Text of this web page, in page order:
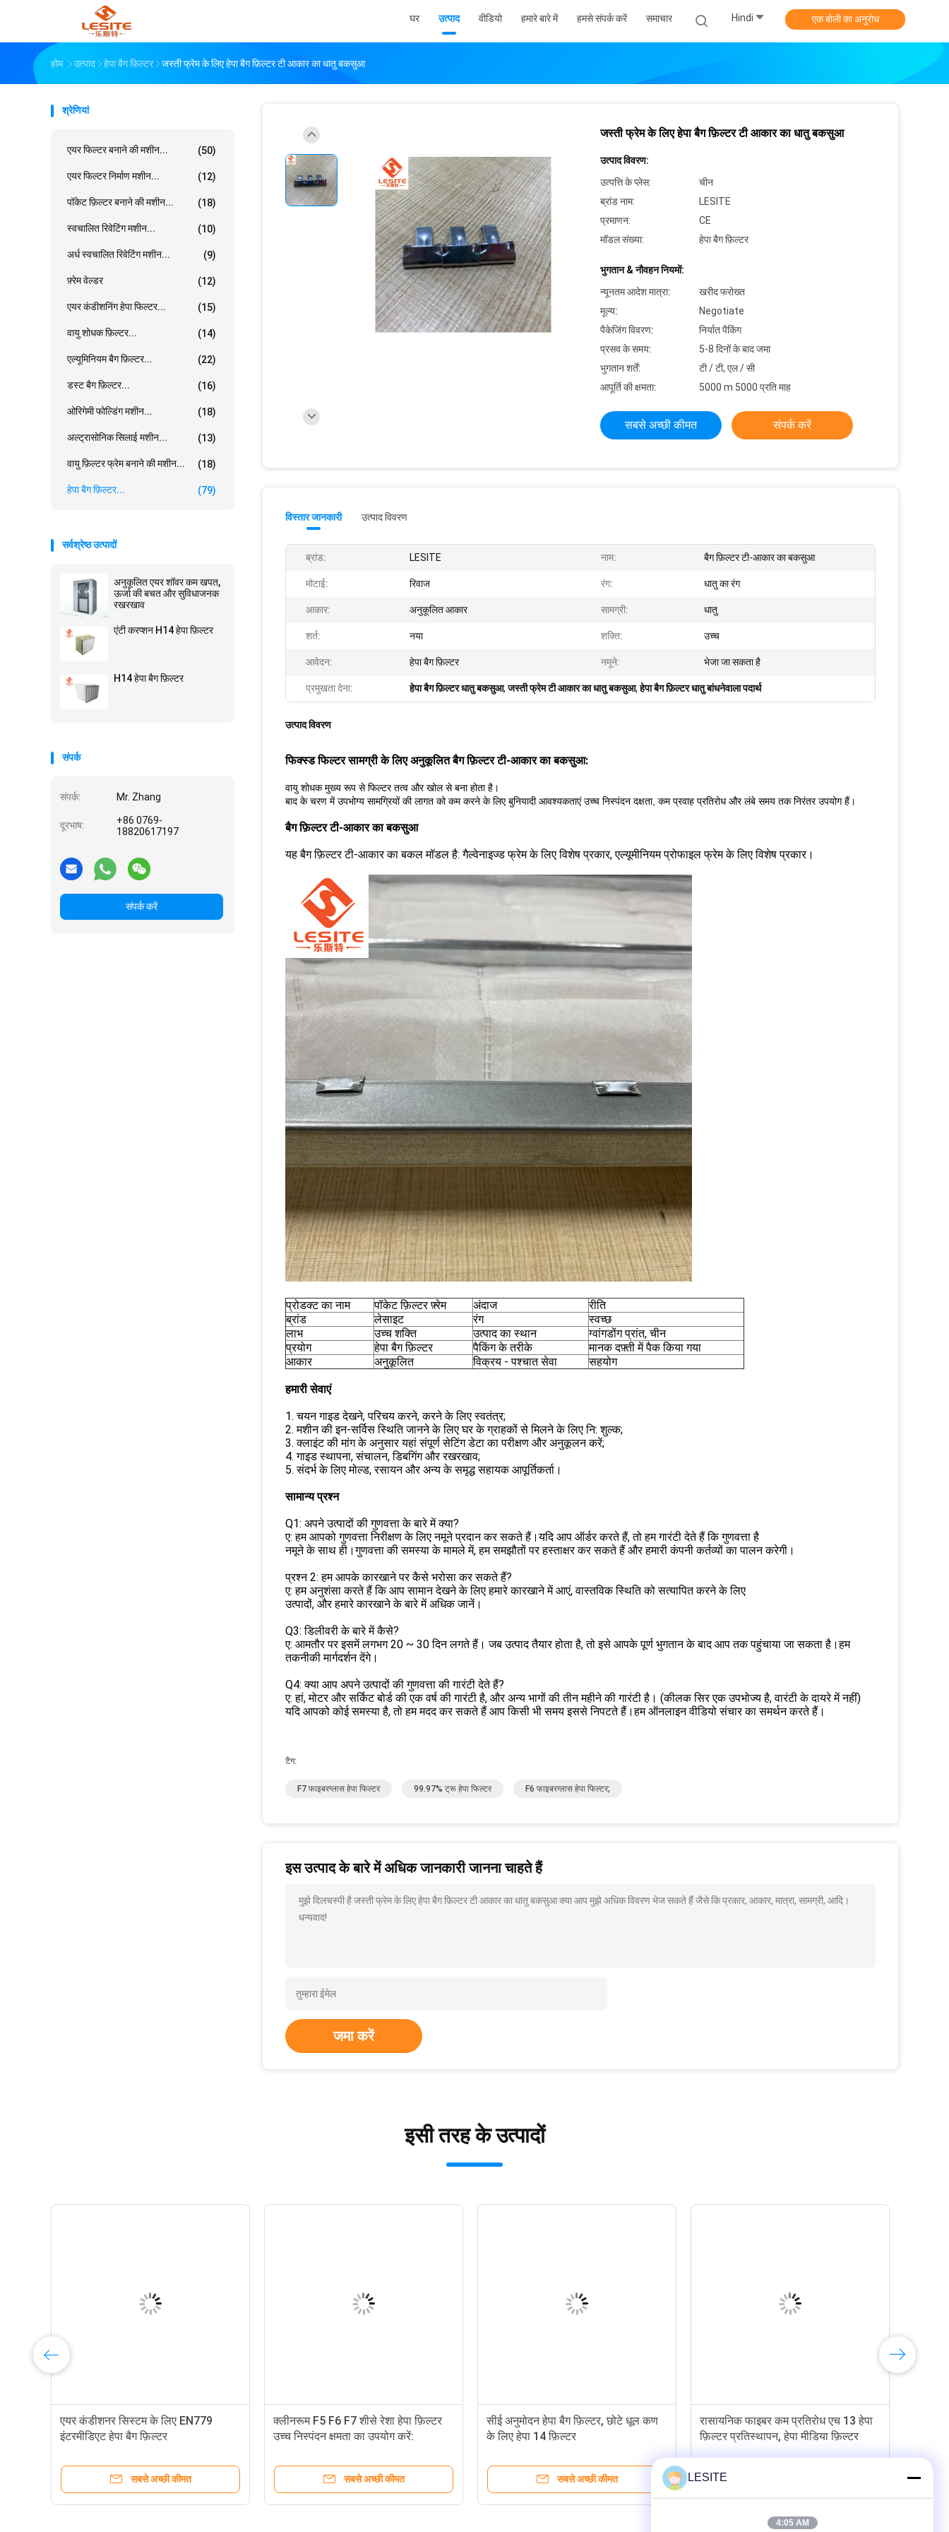
घर उत्पाद वीडियो हमारे बारे में हमसे संपर्क करें समाचार Hindi एक बोली का अनुरोध
होम उत्पाद हेपा बैग फ़िल्टर जस्ती फ्रेम के लिए हेपा बैग फ़िल्टर टी आकार का धातु बकसुआ
श्रेणियां
एयर फिल्टर बनाने की मशीन... (50)
एयर फिल्टर निर्माण मशीन... (12)
पॉकेट फ़िल्टर बनाने की मशीन... (18)
स्वचालित रिवेटिंग मशीन... (10)
अर्ध स्वचालित रिवेटिंग मशीन... (9)
फ़्रेम वेल्डर (12)
एयर कंडीशनिंग हेपा फिल्टर... (15)
वायु शोधक फ़िल्टर... (14)
एल्यूमिनियम बैग फ़िल्टर... (22)
डस्ट बैग फ़िल्टर... (16)
ओरिगेमी फोल्डिंग मशीन... (18)
अल्ट्रासोनिक सिलाई मशीन... (13)
वायु फ़िल्टर फ्रेम बनाने की मशीन... (18)
हेपा बैग फ़िल्टर... (79)
सर्वश्रेष्ठ उत्पादों
अनुकूलित एयर शॉवर कम खपत,
ऊर्जा की बचत और सुविधाजनक
रखरखाव
एंटी करप्शन H14 हेपा फ़िल्टर
H14 हेपा बैग फ़िल्टर
संपर्क
संपर्क: Mr. Zhang
दूरभाष:
+86 0769-
18820617197
संपर्क करें
जस्ती फ्रेम के लिए हेपा बैग फ़िल्टर टी आकार का धातु बकसुआ
उत्पाद विवरण:
उत्पत्ति के प्लेस:
चीन
ब्रांड नाम:
LESITE
प्रमाणन:
CE
मॉडल संख्या:
हेपा बैग फ़िल्टर
भुगतान & नौवहन नियमों:
न्यूनतम आदेश मात्रा:
खरीद फरोख्त
मूल्य:
Negotiate
पैकेजिंग विवरण:
निर्यात पैकिंग
प्रसव के समय:
5-8 दिनों के बाद जमा
भुगतान शर्तें:
टी / टी, एल / सी
आपूर्ति की क्षमता:
5000 m 5000 प्रति माह
सबसे अच्छी कीमत संपर्क करें
विस्तार जानकारी उत्पाद विवरण
ब्रांड: LESITE नाम: बैग फ़िल्टर टी-आकार का बकसुआ
मोटाई: रिवाज रंग: धातु का रंग
आकार: अनुकूलित आकार सामग्री: धातु
शर्त: नया शक्ति: उच्च
आवेदन: हेपा बैग फ़िल्टर नमूने: भेजा जा सकता है
प्रमुखता देना: हेपा बैग फ़िल्टर धातु बकसुआ,जस्ती फ्रेम टी आकार का धातु बकसुआ,हेपा बैग फ़िल्टर धातु बांधनेवाला पदार्थ
उत्पाद विवरण
फिक्स्ड फिल्टर सामग्री के लिए अनुकूलित बैग फ़िल्टर टी-आकार का बकसुआ:
वायु शोधक मुख्य रूप से फिल्टर तत्व और खोल से बना होता है।
बाद के चरण में उपभोग्य सामग्रियों की लागत को कम करने के लिए बुनियादी आवश्यकताएं उच्च निस्पंदन दक्षता, कम प्रवाह प्रतिरोध और लंबे समय तक निरंतर उपयोग हैं।
बैग फ़िल्टर टी-आकार का बकसुआ
यह बैग फ़िल्टर टी-आकार का बकल मॉडल है: गैल्वेनाइज्ड फ्रेम के लिए विशेष प्रकार, एल्यूमीनियम प्रोफाइल फ्रेम के लिए विशेष प्रकार।
प्रोडक्ट का नाम पॉकेट फ़िल्टर फ़्रेम अंदाज
रीति
ब्रांड
लेसाइट रंग
स्वच्छ
लाभ
उच्च शक्ति उत्पाद का स्थान
ग्वांगडोंग प्रांत, चीन
प्रयोग
हेपा बैग फ़िल्टर पैकिंग के तरीके
मानक दफ़्ती में पैक किया गया
आकार
अनुकूलित विक्रय - पश्चात सेवा सहयोग
हमारी सेवाएं
1. चयन गाइड देखने, परिचय करने, करने के लिए स्वतंत्र;
2. मशीन की इन-सर्विस स्थिति जानने के लिए घर के ग्राहकों से मिलने के लिए नि: शुल्क;
3. क्लाइंट की मांग के अनुसार यहां संपूर्ण सेटिंग डेटा का परीक्षण और अनुकूलन करें;
4. गाइड स्थापना, संचालन, डिबगिंग और रखरखाव;
5. संदर्भ के लिए मोल्ड, रसायन और अन्य के समृद्ध सहायक आपूर्तिकर्ता।
सामान्य प्रश्न
Q1: अपने उत्पादों की गुणवत्ता के बारे में क्या?
ए: हम आपको गुणवत्ता निरीक्षण के लिए नमूने प्रदान कर सकते हैं।यदि आप ऑर्डर करते हैं, तो हम गारंटी देते हैं कि गुणवत्ता है
नमूने के साथ ही।गुणवत्ता की समस्या के मामले में, हम समझौतों पर हस्ताक्षर कर सकते हैं और हमारी कंपनी कर्तव्यों का पालन करेगी।
प्रश्न 2: हम आपके कारखाने पर कैसे भरोसा कर सकते हैं?
ए: हम अनुशंसा करते हैं कि आप सामान देखने के लिए हमारे कारखाने में आएं, वास्तविक स्थिति को सत्यापित करने के लिए
उत्पादों, और हमारे कारखाने के बारे में अधिक जानें।
Q3: डिलीवरी के बारे में कैसे?
ए: आमतौर पर इसमें लगभग 20 ~ 30 दिन लगते हैं। जब उत्पाद तैयार होता है, तो इसे आपके पूर्ण भुगतान के बाद आप तक पहुंचाया जा सकता है।हम
तकनीकी मार्गदर्शन देंगे।
Q4: क्या आप अपने उत्पादों की गुणवत्ता की गारंटी देते हैं?
ए: हां, मोटर और सर्किट बोर्ड की एक वर्ष की गारंटी है, और अन्य भागों की तीन महीने की गारंटी है। (कीलक सिर एक उपभोज्य है, वारंटी के दायरे में नहीं)
यदि आपको कोई समस्या है, तो हम मदद कर सकते हैं आप किसी भी समय इससे निपटते हैं।हम ऑनलाइन वीडियो संचार का समर्थन करते हैं।
टैग:
F7 फाइबरग्लास हेपा फिल्टर 99.97% ट्रू हेपा फिल्टर F6 फाइबरग्लास हेपा फिल्टर;
इस उत्पाद के बारे में अधिक जानकारी जानना चाहते हैं
मुझे दिलचस्पी है जस्ती फ्रेम के लिए हेपा बैग फ़िल्टर टी आकार का धातु बकसुआ क्या आप मुझे अधिक विवरण भेज सकते हैं जैसे कि प्रकार, आकार, मात्रा, सामग्री, आदि।
धन्यवाद!
जमा करें
इसी तरह के उत्पादों
एयर कंडीशनर सिस्टम के लिए EN779
इंटरमीडिएट हेपा बैग फ़िल्टर
सबसे अच्छी कीमत
क्लीनरूम F5 F6 F7 शीसे रेशा हेपा फ़िल्टर
उच्च निस्पंदन क्षमता का उपयोग करें:
सबसे अच्छी कीमत
सीई अनुमोदन हेपा बैग फ़िल्टर, छोटे धूल कण
के लिए हेपा 14 फ़िल्टर
सबसे अच्छी कीमत
रासायनिक फाइबर कम प्रतिरोध एच 13 हेपा
फ़िल्टर प्रतिस्थापन, हेपा मीडिया फ़िल्टर
LESITE
4:05 AM